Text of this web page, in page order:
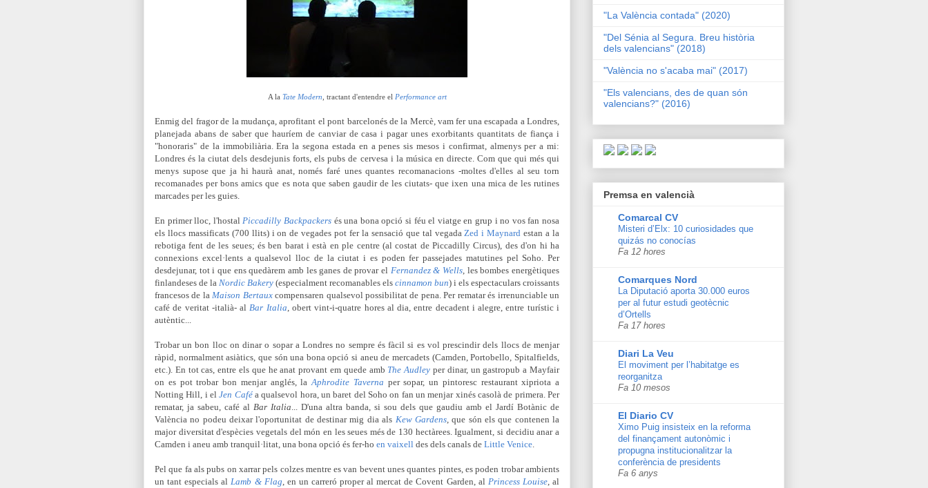
A la Tate Modern , tractant d'entendre el Performance art
Enmig del fragor de la mudança,aprofitant el pont barcelonés de la Mercè,vam fer una escapada a Londres,
planejada abans de saber que hauríem de canviar de casa i pagar unes exorbitants quantitats de fiança i
"honoraris" de la immobiliària. Era la segona estada en a penes sis mesos i confirmat, almenys per a mi:
Londres és la ciutat dels desdejunis forts, els pubs de cervesa i la música en directe. Com que qui més qui
menys supose que ja hi haurà anat, només faré unes quantes recomanacions -moltes d'elles al seu torn
recomanades per bons amics que es nota que saben gaudir de les ciutats- que ixen una mica de les rutines
marcades per les guies.
En primer lloc, l'hostalPiccadilly Backpackers és una bona opció si féu el viatge en grup i no vos fan nosa
els llocs massificats (700 llits) i on de vegades pot fer la sensació que tal vegadaZed i Maynard estan a la
rebotiga fent de les seues; és ben barat i està en ple centre (al costat de Piccadilly Circus), des d'on hi ha
connexions excel·lents a qualsevol lloc de la ciutat i es poden fer passejades matutines pel Soho. Per
desdejunar, tot i que ens quedàrem amb les ganes de provar el Fernandez & Wells, les bombes energètiques
finlandeses de la Nordic Bakery (especialment recomanables els cinnamon bun) i els espectaculars croissants
francesos de laMaison Bertauxcompensaren qualsevol possibilitat de pena. Per rematar és irrenunciable un
café de veritat -italià- alBar Italia, obert vint-i-quatre hores al dia, entre decadent i alegre, entre turístic i
autèntic...
Trobar un bon lloc on dinar o sopar a Londres no sempre és fàcil si es vol prescindir dels llocs de menjar
ràpid, normalment asiàtics, que són una bona opció si aneu de mercadets (Camden, Portobello, Spitalfields,
etc.). En tot cas, entre els que he anat provant em quede amb The Audley per dinar, un gastropub a Mayfair
on es pot trobar bon menjar anglés, laAphrodite Taverna per sopar, un pintoresc restaurant xipriota a
Notting Hill, i elJen Caféa qualsevol hora, un baret del Soho on fan un menjar xinés casolà de primera. Per
rematar, ja sabeu, café al Bar Italia... D'una altra banda, si sou dels que gaudiu amb el Jardí Botànic de
València no podeu deixar l'oportunitat de destinar mig dia als Kew Gardens, que són els que contenen la
major diversitat d'espècies vegetals del món en les seues més de 130 hectàrees. Igualment, si decidiu anar a
Camden i aneu amb tranquil·litat, una bona opció és fer-ho en vaixell des dels canals de Little Venice.
Pel que fa als pubs on xarrar pels colzes mentre es van bevent unes quantes pintes, es poden trobar ambients
un tant especials alLamb & Flag, en un carreró proper al mercat de Covent Garden, al Princess Louise, al
"La València contada" (2020)
"Del Sénia al Segura. Breu història
dels valencians" (2018)
"València no s'acaba mai" (2017)
"Els valencians, des de quan són
valencians?" (2016)
Premsa en valencià
Comarcal CV
Misteri d’Elx: 10 curiosidades que
quizás no conocías
Fa 12 hores
Comarques Nord
La Diputació aporta 30.000 euros
per al futur estudi geotècnic
d’Ortells
Fa 17 hores
Diari La Veu
El moviment per l’habitatge es
reorganitza
Fa 10 mesos
El Diario CV
Ximo Puig insisteix en la reforma
del finançament autonòmic i
propugna institucionalitzar la
conferència de presidents
Fa 6 anys